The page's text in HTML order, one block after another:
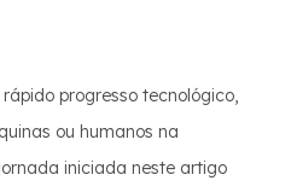
progresso tecnológico,
ou humanos na
iniciada neste artigo